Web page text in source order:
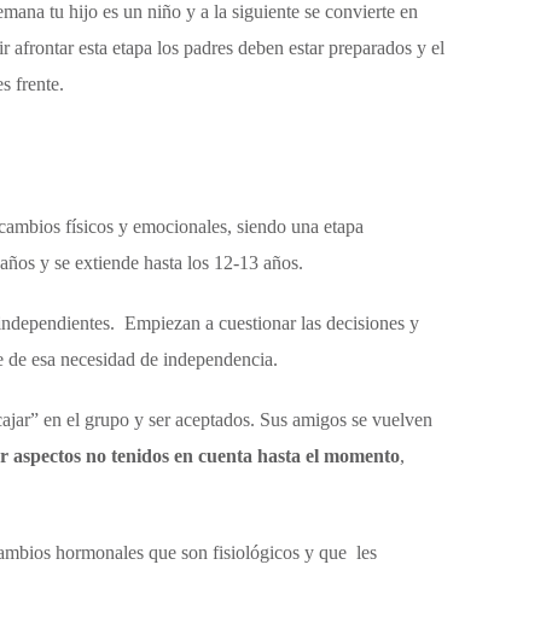
tu hijo es un niño y a la siguiente se convierte en
esta etapa los padres deben estar preparados y el
frente.
físicos y emocionales, siendo una etapa
y se extiende hasta los 12-13 años.
Empiezan a cuestionar las decisiones y
esa necesidad de independencia.
en el grupo y ser aceptados. Sus amigos se vuelven
aspectos no tenidos en cuenta hasta el momento,
hormonales que son fisiológicos y que les